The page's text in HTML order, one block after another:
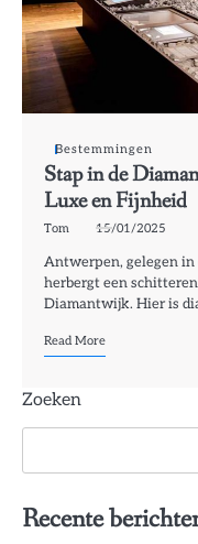
Bestemmingen
Stap in de
Luxe en Fijnheid
Tom 15/01/2025
Antwerpen, gelegen in
herbergt een
Diamantwijk. Hier is
Read More
Zoeken
Recente